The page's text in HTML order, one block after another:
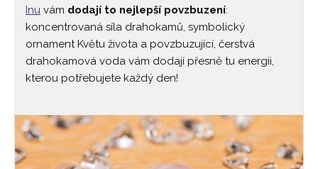
Inu vám dodají to nejlepší povzbuzení:
koncentrovaná síla drahokamů, symbolický
ornament Květu života a povzbuzující, čerstvá
drahokamová voda vám dodají přesně tu energii,
kterou potřebujete každý den!